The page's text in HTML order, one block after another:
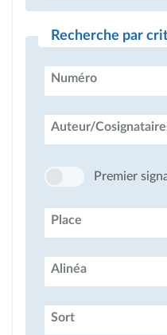
Recherche par
Numéro
Auteur/
Premier
Place
Alinéa
Sort